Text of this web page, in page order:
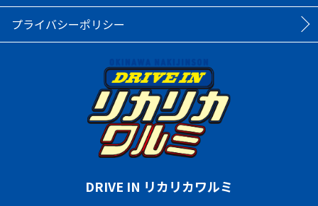
プライバシーポリシー
DRIVE IN リカリカワルミ